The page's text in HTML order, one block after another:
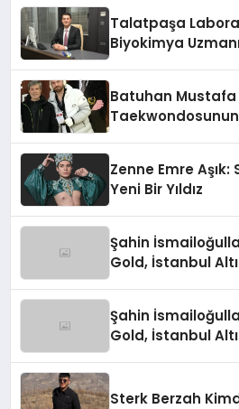
Talatpaşa
Biyokimya
Batuhan Mustafa
Zenne Emre
Yeni Bir Yıldız
Şahin
Gold, İstanbul
Şahin
Gold, İstanbul
Sterk Berzah